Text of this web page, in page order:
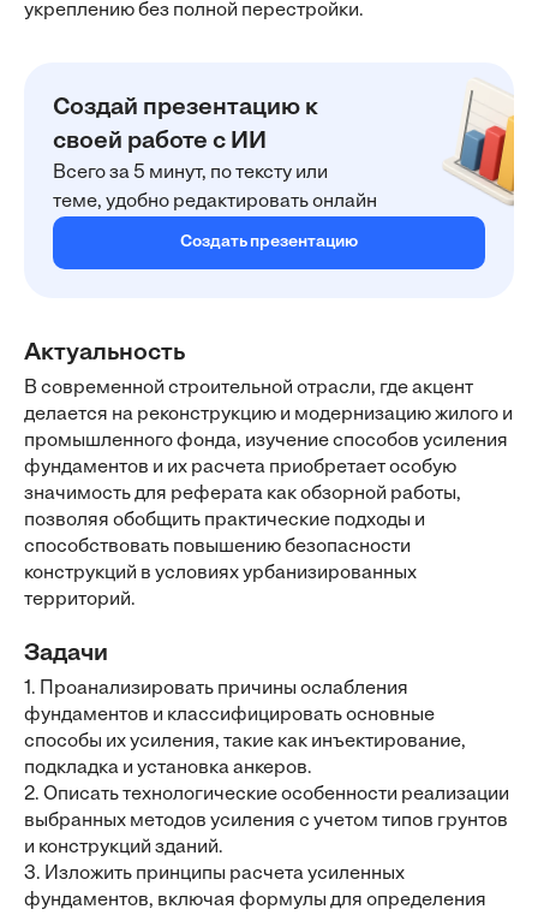
укреплению без полной перестройки.
Создай презентацию к
своей работе с ИИ
Всего за 5 минут, по тексту или
теме, удобно редактировать онлайн
Создать презентацию
Актуальность
В современной строительной отрасли, где акцент
делается на реконструкцию и модернизацию жилого и
промышленного фонда, изучение способов усиления
фундаментов и их расчета приобретает особую
значимость для реферата как обзорной работы,
позволяя обобщить практические подходы и
способствовать повышению безопасности
конструкций в условиях урбанизированных
территорий.
Задачи
1. Проанализировать причины ослабления
фундаментов и классифицировать основные
способы их усиления, такие как инъектирование,
подкладка и установка анкеров.
2. Описать технологические особенности реализации
выбранных методов усиления с учетом типов грунтов
и конструкций зданий.
3. Изложить принципы расчета усиленных
фундаментов, включая формулы для определения